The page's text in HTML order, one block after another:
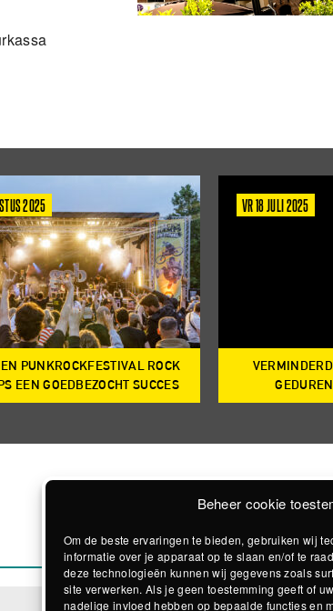
Beheer cookie
Om de beste ervaringen te bieden, gebruiken wij
informatie over je apparaat op te slaan en/of te
deze technologieën kunnen wij gegevens zoals
site verwerken. Als je geen toestemming geeft of
nadelige invloed hebben op bepaalde functies en
2025
PUNKROCKFESTIVAL ROCK
EEN GOEDBEZOCHT SUCCES
VR 18 JULI 2025